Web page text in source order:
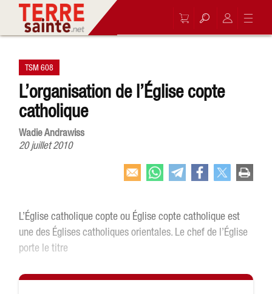
TSM 608
L’organisation de l’Église copte
catholique
Wadie Andrawiss
20 juillet 2010
L’Église catholique copte ou Église copte catholique est
une des Églises catholiques orientales. Le chef de l’Église
porte le titre